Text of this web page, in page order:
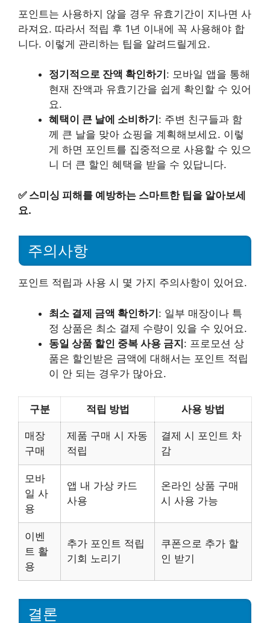
포인트는 사용하지 않을 경우 유효기간이 지나면 사
라져요. 따라서 적립 후 1년 이내에 꼭 사용해야 합
니다. 이렇게 관리하는 팁을 알려드릴게요.
정기적으로 잔액 확인하기 : 모바일 앱을 통해
현재 잔액과 유효기간을 쉽게 확인할 수 있어
요.
혜택이 큰 날에 소비하기 : 주변 친구들과 함
께 큰 날을 맞아 쇼핑을 계획해보세요. 이렇
게 하면 포인트를 집중적으로 사용할 수 있으
니 더 큰 할인 혜택을 받을 수 있답니다.
✅ 스미싱 피해를 예방하는 스마트한 팁을 알아보세
요.
주의사항
포인트 적립과 사용 시 몇 가지 주의사항이 있어요.
최소 결제 금액 확인하기: 일부 매장이나 특
정 상품은 최소 결제 수량이 있을 수 있어요.
동일 상품 할인 중복 사용 금지: 프로모션 상
품은 할인받은 금액에 대해서는 포인트 적립
이 안 되는 경우가 많아요.
구분 적립 방법 사용 방법
매장
구매
제품 구매 시 자동
적립
결제 시 포인트 차
감
모바
일 사
용
앱 내 가상 카드
사용
온라인 상품 구매
시 사용 가능
이벤
트 활
용
추가 포인트 적립
기회 노리기
쿠폰으로 추가 할
인 받기
결론